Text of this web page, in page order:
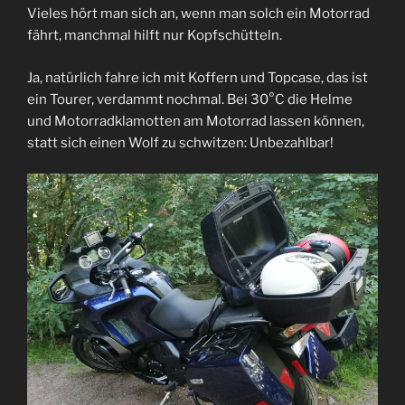
Vieles hört man sich an, wenn man solch ein Motorrad
fährt, manchmal hilft nur Kopfschütteln.
Ja, natürlich fahre ich mit Koffern und Topcase, das ist
ein Tourer, verdammt nochmal. Bei 30°C die Helme
und Motorradklamotten am Motorrad lassen können,
statt sich einen Wolf zu schwitzen: Unbezahlbar!